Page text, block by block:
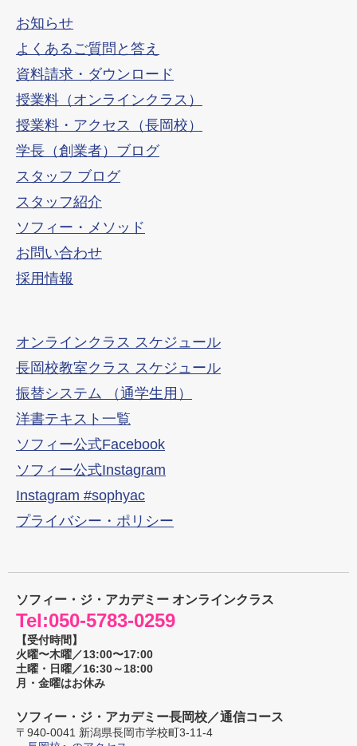
お知らせ
よくあるご質問と答え
資料請求・ダウンロード
授業料（オンラインクラス）
授業料・アクセス（長岡校）
学長（創業者）ブログ
スタッフ ブログ
スタッフ紹介
ソフィー・メソッド
お問い合わせ
採用情報
オンラインクラス スケジュール
長岡校教室クラス スケジュール
振替システム （通学生用）
洋書テキスト一覧
ソフィー公式Facebook
ソフィー公式Instagram
Instagram #sophyac
プライバシー・ポリシー
ソフィー・ジ・アカデミー オンラインクラス
Tel:050-5783-0259
【受付時間】
火曜〜木曜／13:00〜17:00
土曜・日曜／16:30～18:00
月・金曜はお休み
ソフィー・ジ・アカデミー長岡校／通信コース
〒 940-0041 新潟県長岡市学校町3-11-4